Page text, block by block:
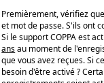
Premièrement, vérifiez
et mot de passe. S'ils ont
Si le support COPPA est
ansau moment de
que vous avez reçues. Si
besoin d'être activé ?